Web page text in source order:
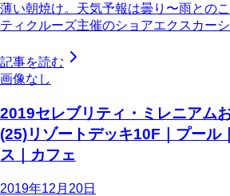
薄い朝焼け。天気予報は曇り〜雨との
ティクルーズ主催のショアエクスカー
記事を読む
画像なし
2019セレブリティ・ミレニアム
(25)リゾートデッキ10F｜プール
ス｜カフェ
2019年12月20日